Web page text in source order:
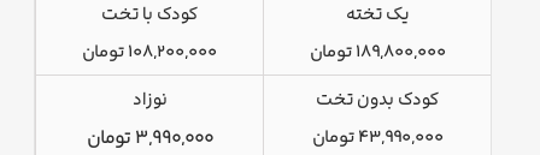
یک تخته
189,800,000 تومان
کودک با تخت
108,200,000 تومان
کودک بدون تخت
43,990,000 تومان
نوزاد
3,990,000 تومان